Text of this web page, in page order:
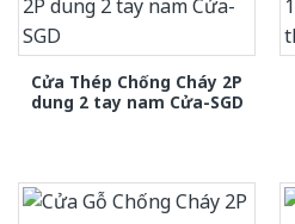
Cửa Thép Chống Cháy 2P
dung 2 tay nam Cửa-SGD